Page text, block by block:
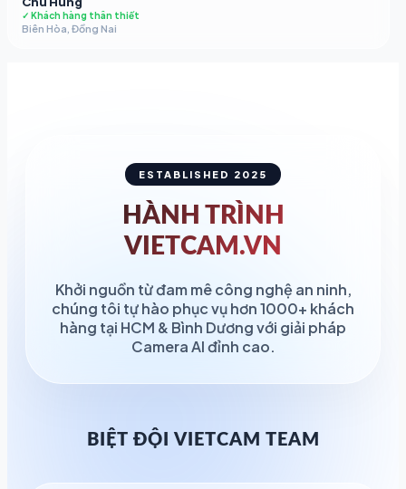
✓ Khách hàng thân thiết
Biên Hòa, Đồng Nai
ESTABLISHED 2025
HÀNH TRÌNH
VIETCAM.VN
Khởi nguồn từ đam mê công nghệ an ninh,
chúng tôi tự hào phục vụ hơn 1000+ khách
hàng tại HCM & Bình Dương với giải pháp
Camera AI đỉnh cao.
BIỆT ĐỘI VIETCAM TEAM